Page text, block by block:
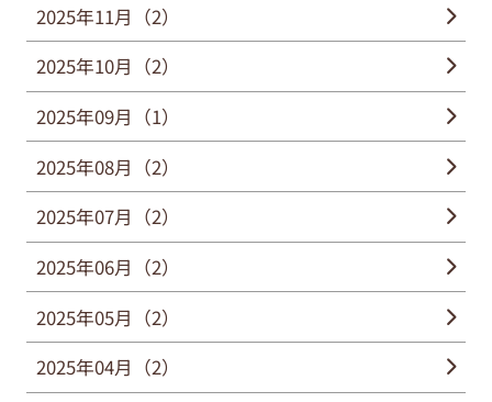
2025年11月（2）
2025年10月（2）
2025年09月（1）
2025年08月（2）
2025年07月（2）
2025年06月（2）
2025年05月（2）
2025年04月（2）